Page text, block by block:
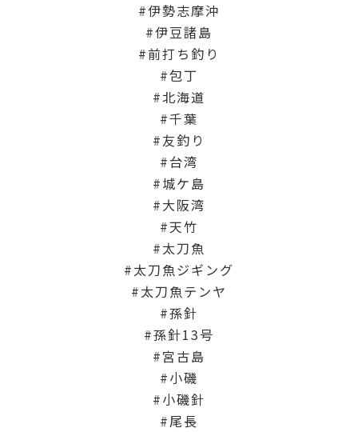
伊勢志摩沖
伊豆諸島
前打ち釣り
包丁
北海道
千葉
友釣り
台湾
城ケ島
大阪湾
天竹
太刀魚
太刀魚ジギング
太刀魚テンヤ
孫針
孫針13号
宮古島
小磯
小磯針
尾長